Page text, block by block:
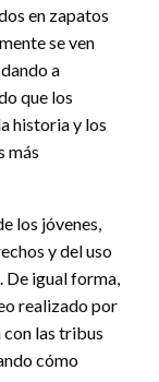
en zapatos
se ven
a
que los
historia y los
más
los jóvenes,
y del uso
De igual forma,
realizado por
con las tribus
cómo